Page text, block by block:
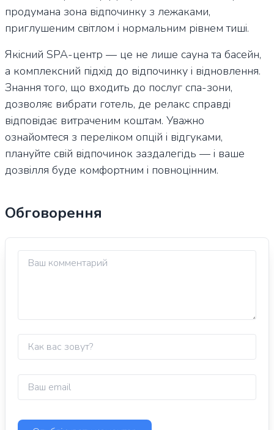
продумана зона відпочинку з лежаками,
приглушеним світлом і нормальним рівнем тиші.
Якісний SPA-центр — це не лише сауна та басейн,
а комплексний підхід до відпочинку і відновлення.
Знання того, що входить до послуг спа-зони,
дозволяє вибрати готель, де релакс справді
відповідає витраченим коштам. Уважно
ознайомтеся з переліком опцій і відгуками,
плануйте свій відпочинок заздалегідь — і ваше
дозвілля буде комфортним і повноцінним.
Обговорення